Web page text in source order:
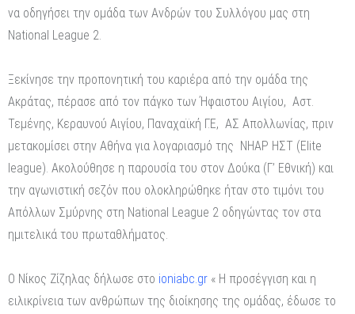
να οδηγήσει την ομάδα των Ανδρών του Συλλόγου μας στη
National League 2.
Ξεκίνησε την προπονητική του καριέρα από την ομάδα της
Ακράτας, πέρασε από τον πάγκο των Ήφαιστου Αιγίου, Αστ.
Τεμένης, Κεραυνού Αιγίου, Παναχαϊκή Γ.Ε, ΑΣ Απολλωνίας, πριν
μετακομίσει στην Αθήνα για λογαριασμό της ΝΗΑΡ ΗΣΤ (Elite
league). Ακολούθησε η παρουσία του στον Δούκα (Γ’ Εθνική) και
την αγωνιστική σεζόν που ολοκληρώθηκε ήταν στο τιμόνι του
Απόλλων Σμύρνης στη National League 2 οδηγώντας τον στα
ημιτελικά του πρωταθλήματος.
Ο Νίκος Ζίζηλας δήλωσε στο ioniabc.gr « Η προσέγγιση και η
ειλικρίνεια των ανθρώπων της διοίκησης της ομάδας, έδωσε το